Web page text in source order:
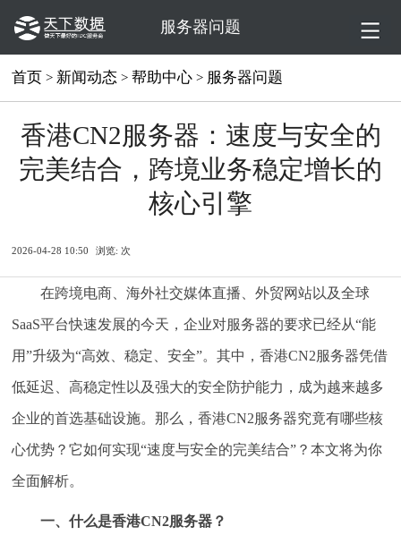
服务器问题
首页 > 新闻动态 >帮助中心 > 服务器问题
香港CN2服务器：速度与安全的
完美结合，跨境业务稳定增长的
核心引擎
2026-04-28 10:50 浏览: 次
在跨境电商、海外社交媒体直播、外贸网站以及全球
SaaS平台快速发展的今天，企业对服务器的要求已经从“能
用”升级为“高效、稳定、安全”。其中，香港CN2服务器凭借
低延迟、高稳定性以及强大的安全防护能力，成为越来越多
企业的首选基础设施。那么，香港CN2服务器究竟有哪些核
心优势？它如何实现“速度与安全的完美结合”？本文将为你
全面解析。
一、什么是香港CN2服务器？